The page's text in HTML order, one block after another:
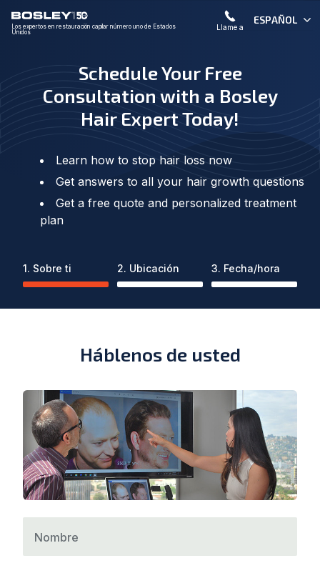
Los expertos en restauración capilar número uno de Estados
Unidos
Llame a
ESPAÑOL
Schedule Your Free
Consultation with a Bosley
Hair Expert Today!
Learn how to stop hair loss now
Get answers to all your hair growth questions
Get a free quote and personalized treatment
plan
1. Sobre ti
1. Sobre ti: Actual
2. Ubicación
2. Ubicación: No se ha iniciado
3. Fecha/hora
3. Fecha/hora: No
Háblenos de usted
Nombre